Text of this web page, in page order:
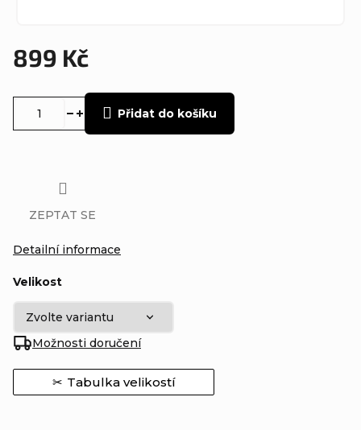
899 Kč
Velikost
Možnosti doručení
Tabulka velikostí
Přidat do košíku
Detailní informace
ZEPTAT SE